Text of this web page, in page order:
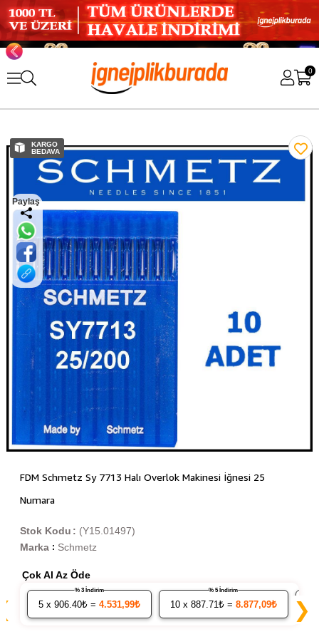
0
KARGO
BEDAVA
Paylaş
FDM Schmetz Sy 7713 Halı Overlok Makinesi İğnesi 25
Numara
(Y15.01497)
Stok Kodu
Marka : Schmetz
Çok Al Az Öde
5x 906.40₺ = 4.531,99₺
% 3 İndirim
10x 887.71₺ = 8.877,09₺
% 5 İndirim
❯